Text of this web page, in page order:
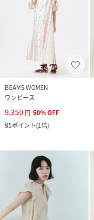
BEAMS WOMEN
ワンピース
9,350 円 50%OFF
85ポイント(1倍)